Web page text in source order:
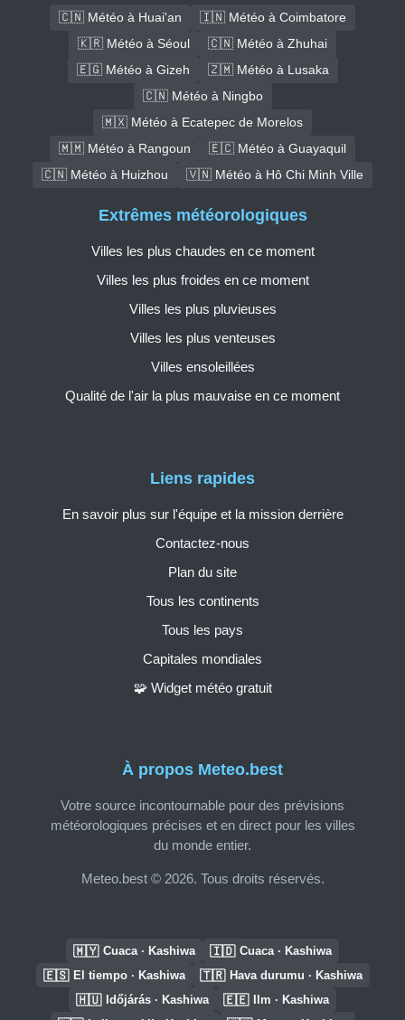
🇨🇳 Météo à Huai'an
🇮🇳 Météo à Coimbatore
🇰🇷 Météo à Séoul
🇨🇳 Météo à Zhuhai
🇪🇬 Météo à Gizeh
🇿🇲 Météo à Lusaka
🇨🇳 Météo à Ningbo
🇲🇽 Météo à Ecatepec de Morelos
🇲🇲 Météo à Rangoun
🇪🇨 Météo à Guayaquil
🇨🇳 Météo à Huizhou
🇻🇳 Météo à Hô Chi Minh Ville
À propos Meteo.best
Votre source incontournable pour des prévisions
météorologiques précises et en direct pour les villes
du monde entier.
Meteo.best © 2026. Tous droits réservés.
Liens rapides
En savoir plus sur l'équipe et la mission derrière
Contactez-nous
Plan du site
Tous les continents
Tous les pays
Capitales mondiales
🧩 Widget météo gratuit
Extrêmes météorologiques
Villes les plus chaudes en ce moment
Villes les plus froides en ce moment
Villes les plus pluvieuses
Villes les plus venteuses
Villes ensoleillées
Qualité de l'air la plus mauvaise en ce moment
🇲🇾 Cuaca · Kashiwa 🇮🇩 Cuaca · Kashiwa
🇪🇸 El tiempo · Kashiwa 🇹🇷 Hava durumu · Kashiwa
🇭🇺 Időjárás · Kashiwa 🇪🇪 Ilm · Kashiwa